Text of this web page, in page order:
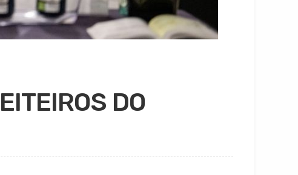
DO